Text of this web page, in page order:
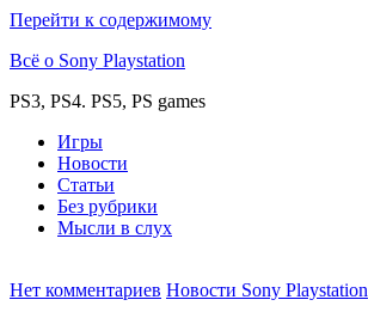
Перейти к содержимому
Всё о Sony Playstation
PS3, PS4. PS5, PS games
Игры
Новости
Статьи
Без рубрики
Мысли в слух
Нет комментариев Новости Sony Playstation